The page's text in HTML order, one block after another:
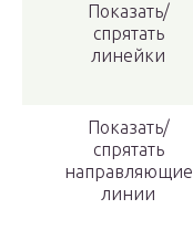
Показать/
спрятать
линейки
Показать/
спрятать
направляющие
линии